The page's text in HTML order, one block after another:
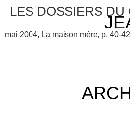
LES DOSSIERS DU
mai 2004, La maison mère, p. 40-42